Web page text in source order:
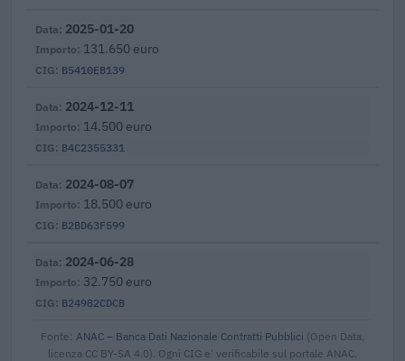
B5410EB139
2025-01-20
131.650 euro
B4C2355331
2024-12-11
14.500 euro
B2BD63F599
2024-08-07
18.500 euro
B24982CDCB
2024-06-28
32.750 euro
Fonte: ANAC – Banca Dati Nazionale Contratti Pubblici (Open Data,
licenza CC BY-SA 4.0). Ogni CIG e' verificabile sul portale ANAC.